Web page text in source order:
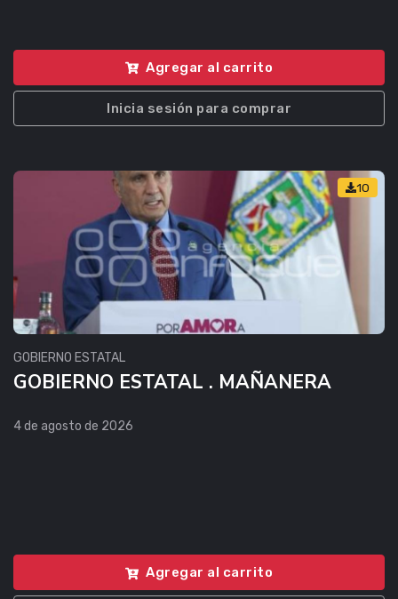
Agregar al carrito
Inicia sesión para comprar
10
GOBIERNO ESTATAL
GOBIERNO ESTATAL . MAÑANERA
4 de agosto de 2026
Agregar al carrito